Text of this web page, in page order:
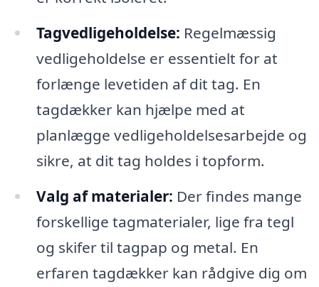
Tagvedligeholdelse: Regelmæssig
vedligeholdelse er essentielt for at
forlænge levetiden af dit tag. En
tagdækker kan hjælpe med at
planlægge vedligeholdelsesarbejde og
sikre, at dit tag holdes i topform.
Valg af materialer: Der findes mange
forskellige tagmaterialer, lige fra tegl
og skifer til tagpap og metal. En
erfaren tagdækker kan rådgive dig om